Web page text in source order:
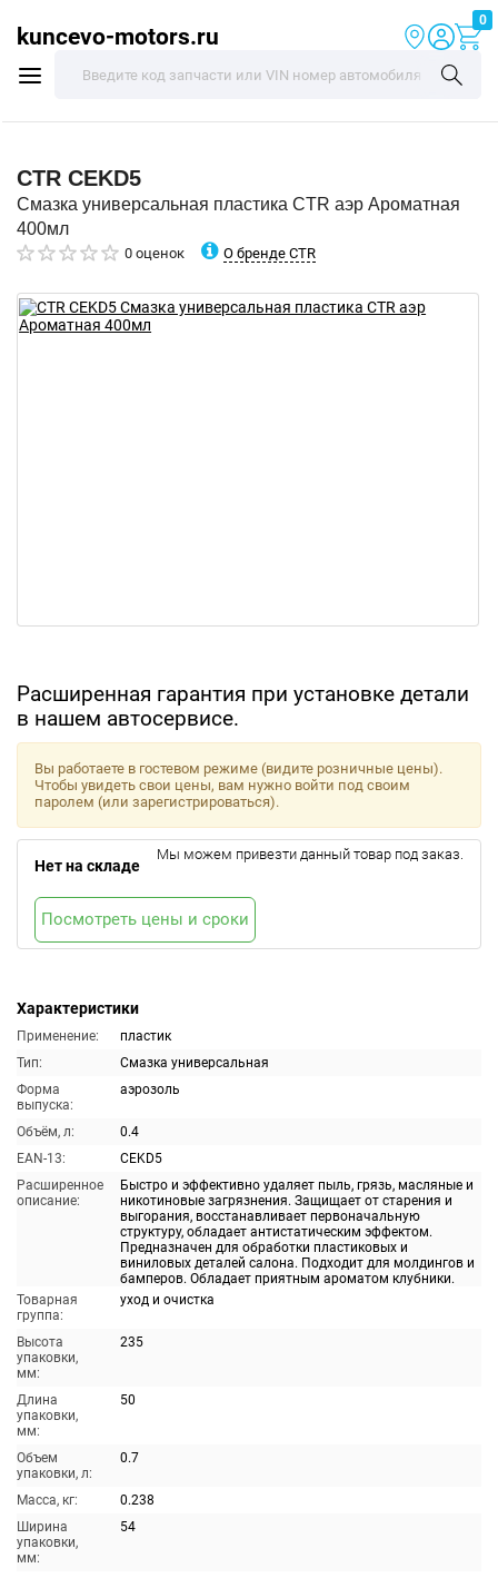
kuncevo-motors.ru
0
CTR CEKD5
Смазка универсальная пластика CTR аэр Ароматная
400мл
0 оценок О бренде CTR
Расширенная гарантия при установке детали
в нашем автосервисе.
Характеристики
Применение:
пластик
Тип:
Смазка универсальная
Форма
выпуска:
аэрозоль
Объём, л:
0.4
EAN-13:
CEKD5
Расширенное
описание:
Быстро и эффективно удаляет пыль, грязь, масляные и
никотиновые загрязнения. Защищает от старения и
выгорания, восстанавливает первоначальную
структуру, обладает антистатическим эффектом.
Предназначен для обработки пластиковых и
виниловых деталей салона. Подходит для молдингов и
бамперов. Обладает приятным ароматом клубники.
Товарная
группа:
уход и очистка
Высота
упаковки,
мм:
235
Длина
упаковки,
мм:
50
Объем
упаковки, л:
0.7
Масса, кг:
0.238
Ширина
упаковки,
мм:
54
Вы работаете в гостевом режиме (видите розничные цены).
Чтобы увидеть свои цены, вам нужно войти под своим
паролем (или зарегистрироваться).
Нет на складе
Мы можем привезти данный товар под заказ.
Посмотреть цены и сроки